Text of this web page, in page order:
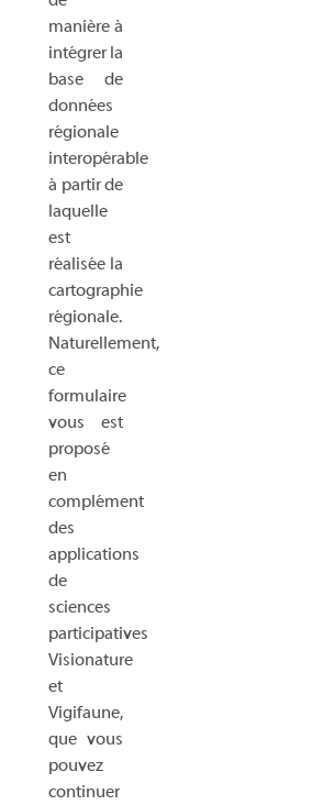
manière à
intégrer la
base de
données
régionale
interopérable
à partir de
laquelle
est
réalisée la
cartographie
régionale.
Naturellement,
ce
formulaire
vous est
proposé
en
complément
des
applications
de
sciences
participatives
Visionature
et
Vigifaune,
que vous
pouvez
continuer